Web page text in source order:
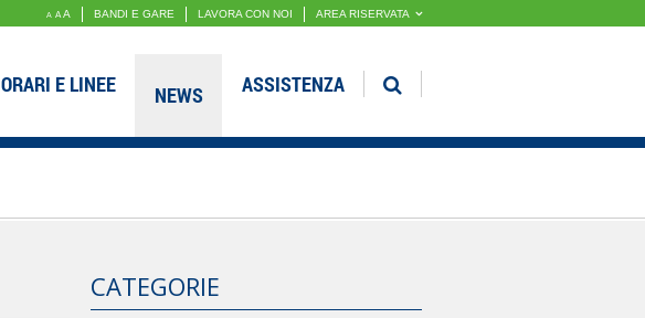
A A A BANDI E GARE LAVORA CON NOI AREA RISERVATA
ORARI E LINEE NEWS ASSISTENZA
CATEGORIE